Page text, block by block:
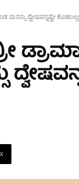
ಮನಸ್ಸು ದ್ವೇಷವನ್ನಷ್ಟೇ
X